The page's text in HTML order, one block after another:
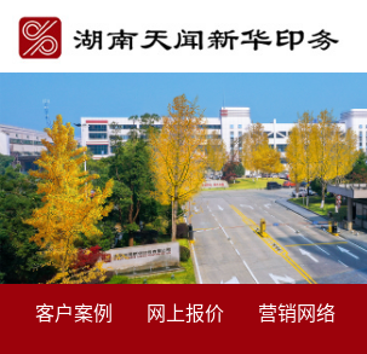
客户案例 网上报价 营销网络